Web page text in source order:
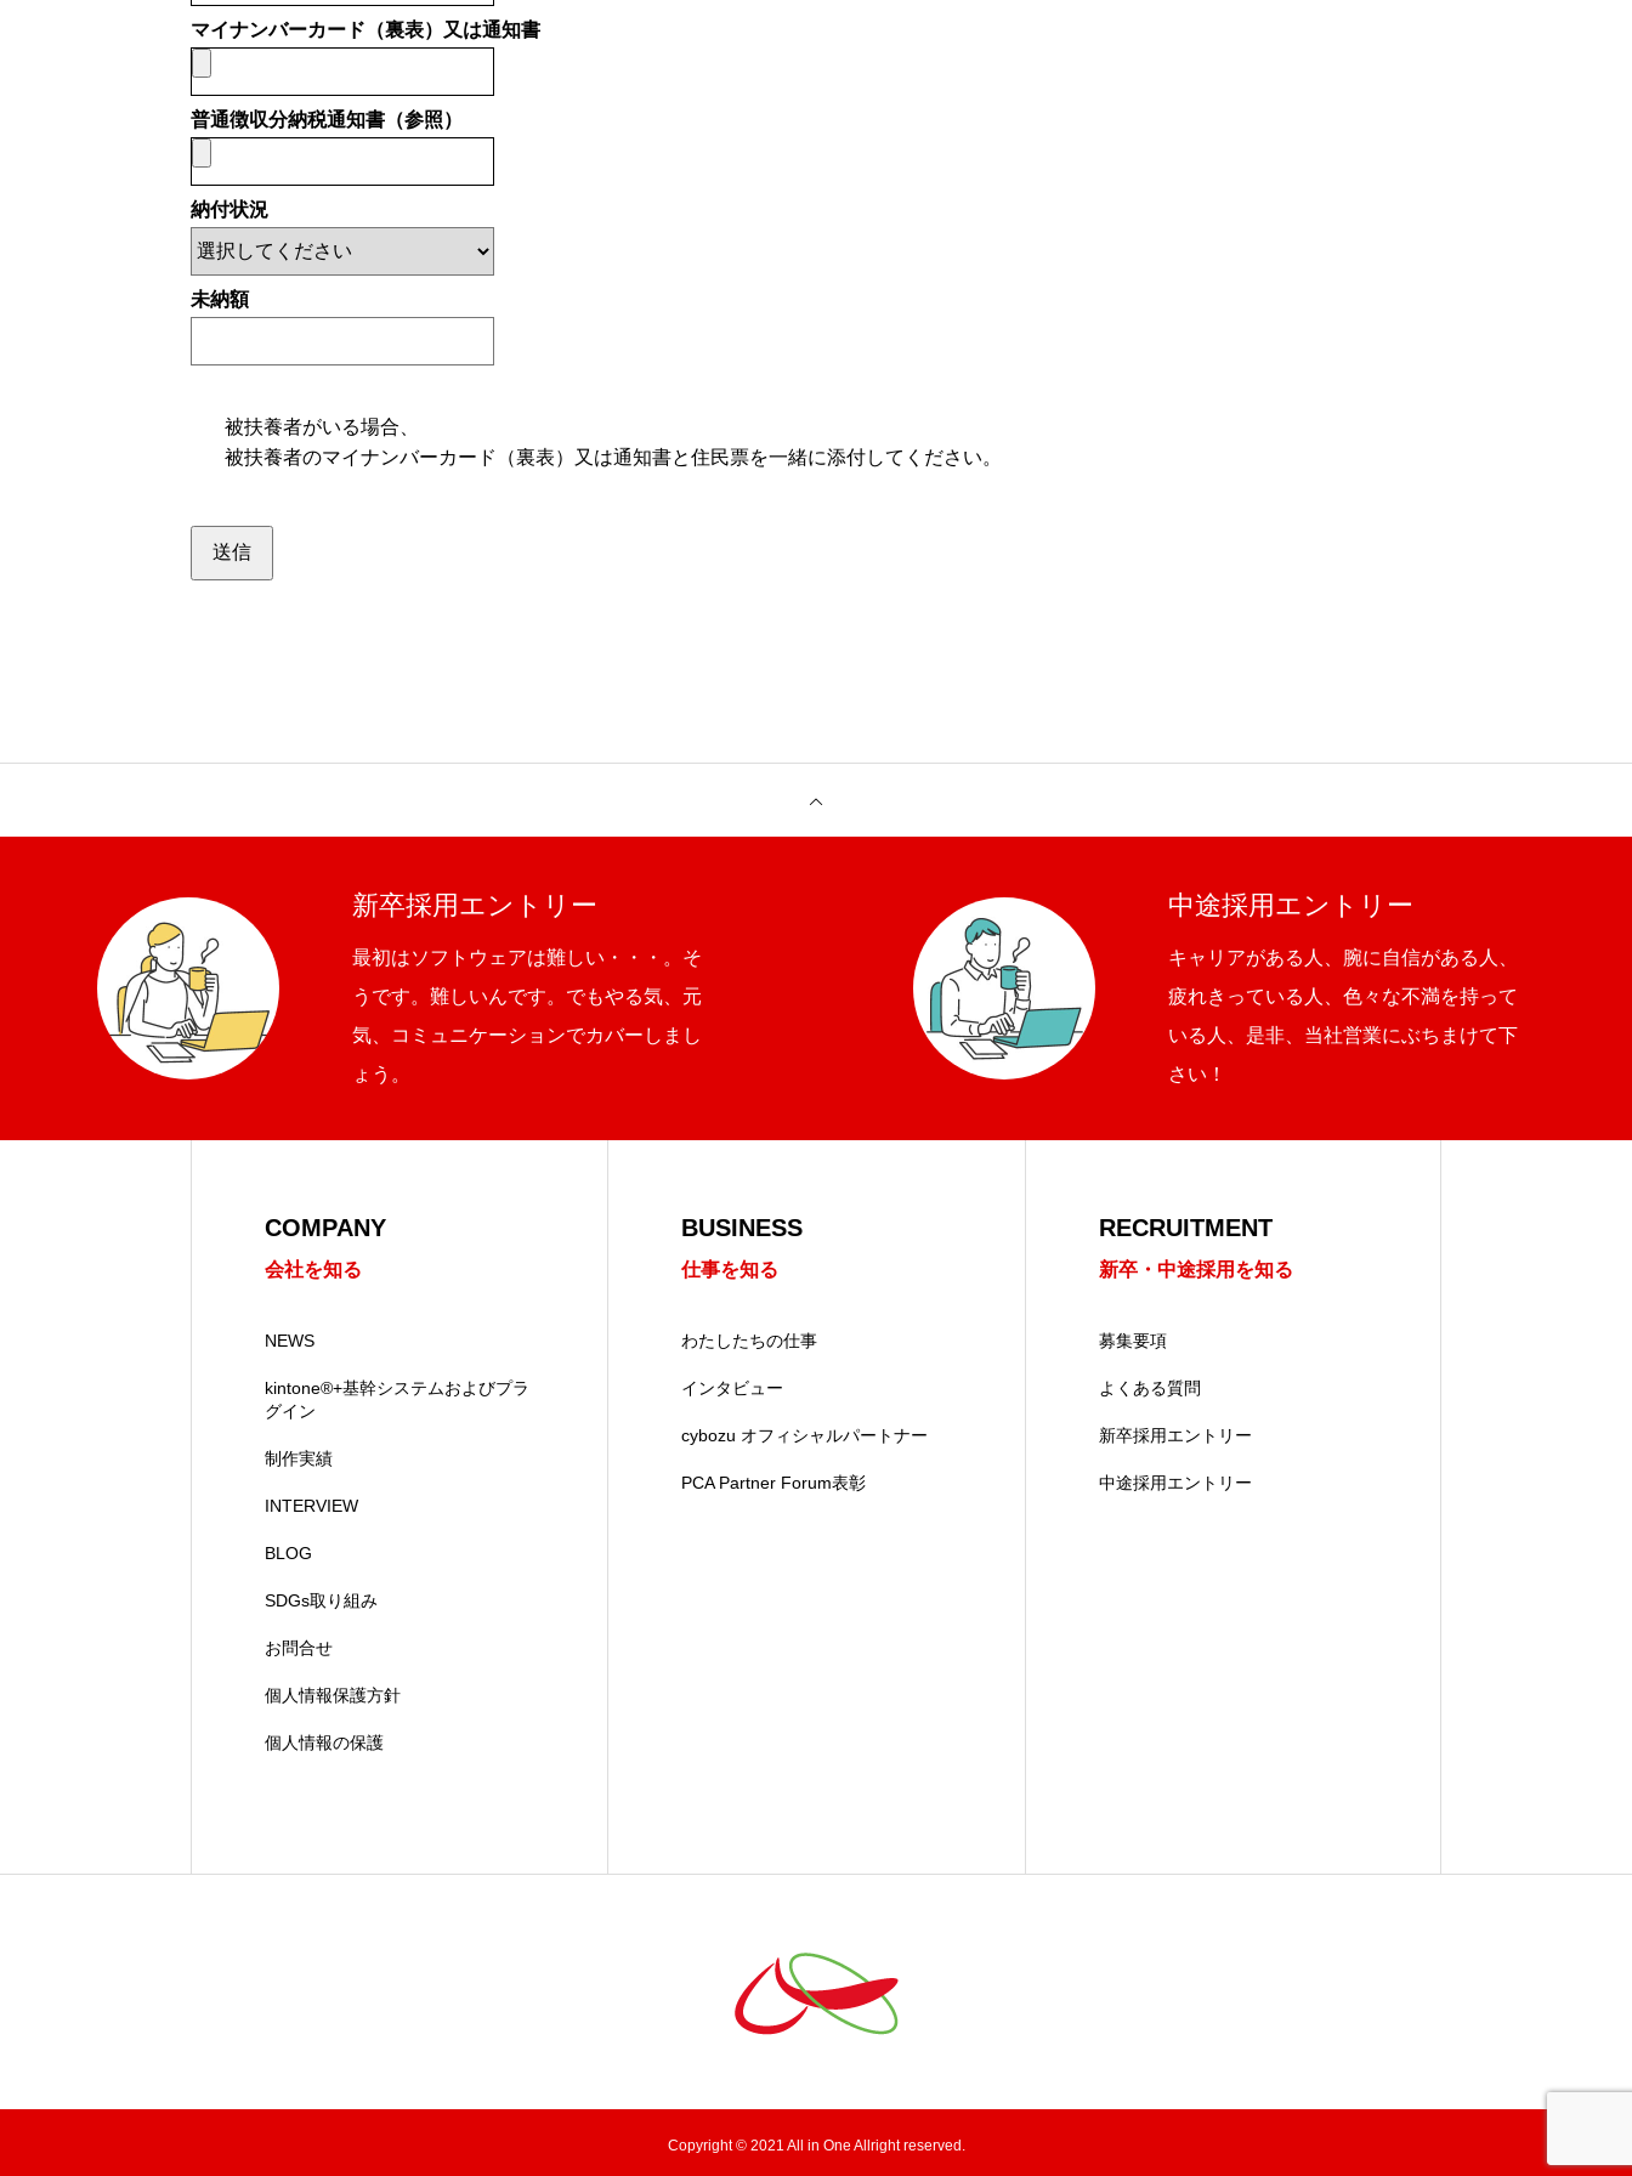
マイナンバーカード（裏表）又は通知書
普通徴収分納税通知書（参照）
納付状況
未納額
被扶養者がいる場合、
被扶養者のマイナンバーカード（裏表）又は通知書と住民票を一緒に添付してください。
送信
新卒採用エントリー
最初はソフトウェアは難しい・・・。そ
うです。難しいんです。でもやる気、元
気、コミュニケーションでカバーしまし
ょう。
中途採用エントリー
キャリアがある人、腕に自信がある人、
疲れきっている人、色々な不満を持って
いる人、是非、当社営業にぶちまけて下
さい！
COMPANY
会社を知る
NEWS
kintone®+基幹システムおよびプラ
グイン
制作実績
INTERVIEW
BLOG
SDGs取り組み
お問合せ
個人情報保護方針
個人情報の保護
BUSINESS
仕事を知る
わたしたちの仕事
インタビュー
cybozu オフィシャルパートナー
PCA Partner Forum表彰
RECRUITMENT
新卒・中途採用を知る
募集要項
よくある質問
新卒採用エントリー
中途採用エントリー
Copyright © 2021 All in One Allright reserved.